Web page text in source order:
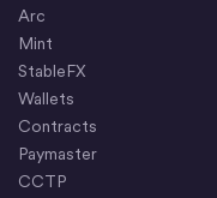
Arc
Mint
StableFX
Wallets
Contracts
Paymaster
CCTP